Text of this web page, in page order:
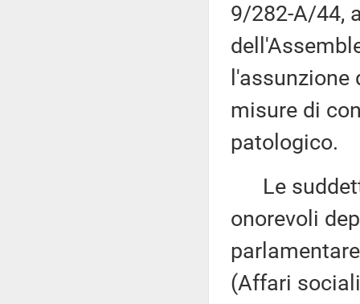
9/282-A/44,
misure di
patologico.
Le
onorevoli
(Affari